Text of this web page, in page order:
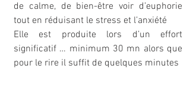
de calme, de bien-être voir d’euphorie
tout en réduisant le stress et l’anxiété
Elle est produite lors d’un effort
significatif … minimum 30 mn alors que
pour le rire il suffit de quelques minutes